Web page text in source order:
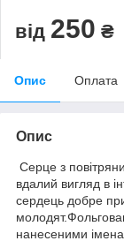
від 250 ₴
Опис Оплата
Опис
Серце з
вдалий вигляд в
сердець добре
нанесеними